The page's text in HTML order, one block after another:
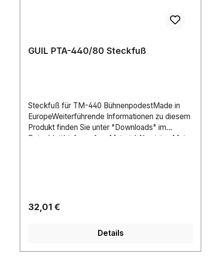
GUIL PTA-440/80 Steckfuß
Steckfuß für TM-440 BühnenpodestMade in
EuropeWeiterführende Informationen zu diesem
Produkt finden Sie unter "Downloads" im
DatenblattLieferumfangMaterial:AluminiumMater
Regulärer Preis:
32,01 €
Details